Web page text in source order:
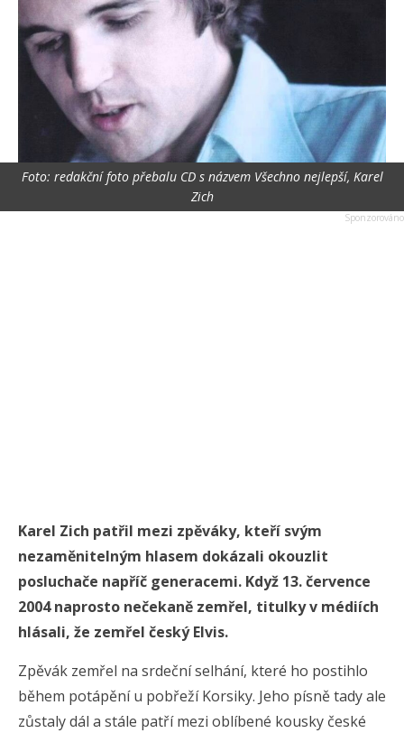
Foto: redakční foto přebalu CD s názvem Všechno nejlepší, Karel
Zich
Karel Zich patřil mezi zpěváky, kteří svým
nezaměnitelným hlasem dokázali okouzlit
posluchače napříč generacemi. Když 13. července
2004 naprosto nečekaně zemřel, titulky v médiích
hlásali, že zemřel český Elvis.
Zpěvák zemřel na srdeční selhání, které ho postihlo
během potápění u pobřeží Korsiky. Jeho písně tady ale
zůstaly dál a stále patří mezi oblíbené kousky české